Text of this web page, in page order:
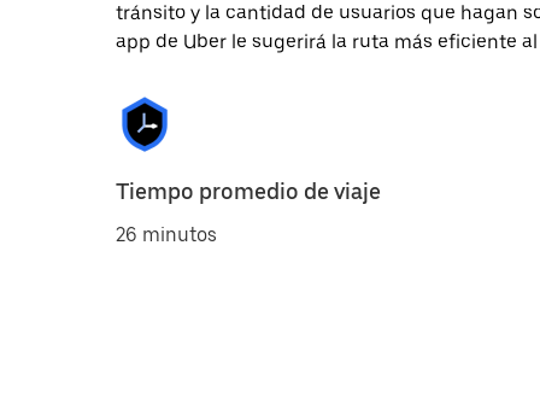
tránsito y la cantidad de usuarios que hagan
app de Uber le sugerirá la ruta más eficiente
Tiempo promedio de viaje
26 minutos